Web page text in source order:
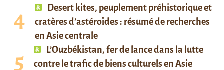
Desert kites, peuplement préhistorique et
cratères d’astéroïdes : résumé de recherches
en Asie centrale
L’Ouzbékistan, fer de lance dans la lutte
contre le trafic de biens culturels en Asie